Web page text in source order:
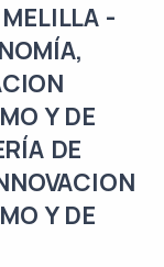
-
Y DE
DE
Y DE